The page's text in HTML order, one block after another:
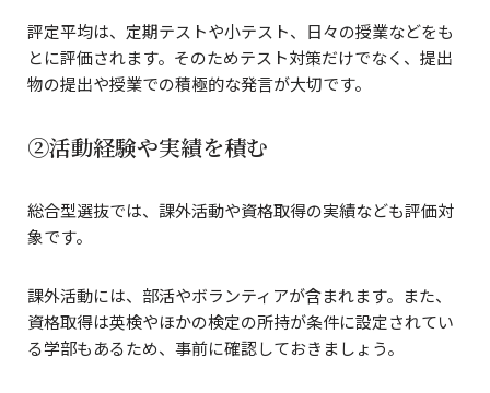
評定平均は、定期テストや小テスト、日々の授業などをも
とに評価されます。そのためテスト対策だけでなく、提出
物の提出や授業での積極的な発言が大切です。
②活動経験や実績を積む
総合型選抜では、課外活動や資格取得の実績なども評価対
象です。
課外活動には、部活やボランティアが含まれます。また、
資格取得は英検やほかの検定の所持が条件に設定されてい
る学部もあるため、事前に確認しておきましょう。